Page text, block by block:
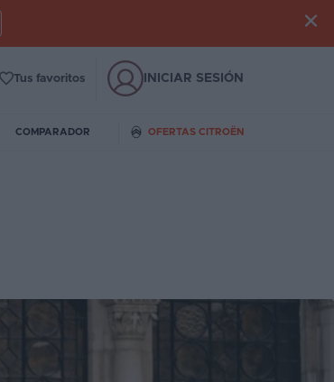
Tus favoritos INICIAR SESIÓN
COMPARADOR OFERTAS CITROËN